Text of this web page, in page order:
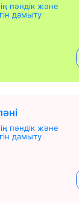
пәндік және
дамыту
пәндік және
дамыту